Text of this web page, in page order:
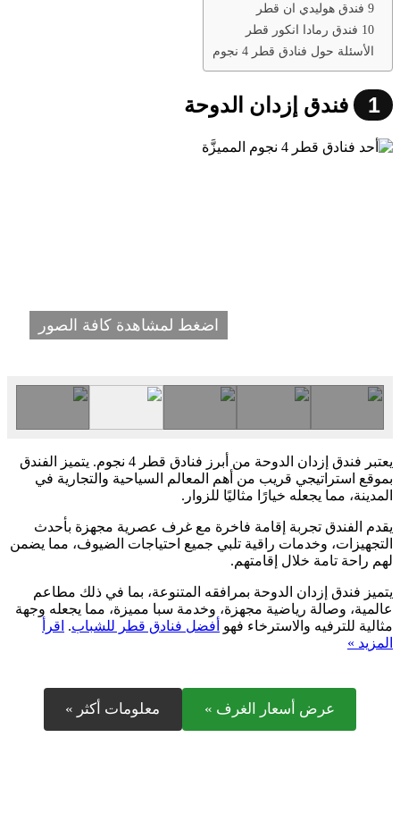
9 فندق هوليدي ان قطر
10 فندق رمادا انكور قطر
الأسئلة حول فنادق قطر 4 نجوم
1 فندق إزدان الدوحة
اضغط لمشاهدة كافة الصور
يعتبر فندق إزدان الدوحة من أبرز فنادق قطر 4 نجوم. يتميز الفندق
بموقع استراتيجي قريب من أهم المعالم السياحية والتجارية في
المدينة، مما يجعله خيارًا مثاليًا للزوار.
يقدم الفندق تجربة إقامة فاخرة مع غرف عصرية مجهزة بأحدث
التجهيزات، وخدمات راقية تلبي جميع احتياجات الضيوف، مما يضمن
لهم راحة تامة خلال إقامتهم.
يتميز فندق إزدان الدوحة بمرافقه المتنوعة، بما في ذلك مطاعم
عالمية، وصالة رياضية مجهزة، وخدمة سبا مميزة، مما يجعله وجهة
مثالية للترفيه والاسترخاء فهو أفضل فنادق قطر للشباب. اقرأ
المزيد »
عرض أسعار الغرف » معلومات أكثر »